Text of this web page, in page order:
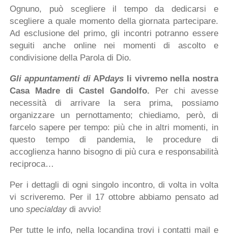
Ognuno, può scegliere il tempo da dedicarsi e
scegliere a quale momento della giornata partecipare.
Ad esclusione del primo, gli incontri potranno essere
seguiti anche online nei momenti di ascolto e
condivisione della Parola di Dio.
Gli appuntamenti di APdays li vivremo nella nostra
Casa Madre di Castel Gandolfo. Per chi avesse
necessità di arrivare la sera prima, possiamo
organizzare un pernottamento; chiediamo, però, di
farcelo sapere per tempo: più che in altri momenti, in
questo tempo di pandemia, le procedure di
accoglienza hanno bisogno di più cura e responsabilità
reciproca…
Per i dettagli di ogni singolo incontro, di volta in volta
vi scriveremo. Per il 17 ottobre abbiamo pensato ad
uno specialday di avvio!
Per tutte le info, nella locandina trovi i contatti mail e